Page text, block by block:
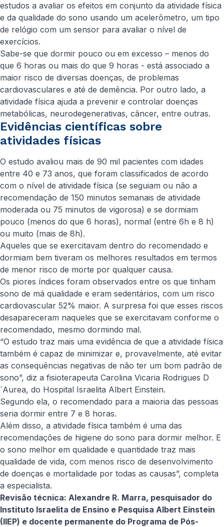
estudos a avaliar os efeitos em conjunto da atividade física
e da qualidade do sono usando um acelerômetro, um tipo
de relógio com um sensor para avaliar o nível de
exercícios.
Sabe-se que dormir pouco ou em excesso – menos do
que 6 horas ou mais do que 9 horas - está associado a
maior risco de diversas doenças, de problemas
cardiovasculares e até de demência. Por outro lado, a
atividade física ajuda a prevenir e controlar doenças
metabólicas, neurodegenerativas, câncer, entre outras.
Evidências científicas sobre
atividades físicas
O estudo avaliou mais de 90 mil pacientes com idades
entre 40 e 73 anos, que foram classificados de acordo
com o nível de atividade física (se seguiam ou não a
recomendação de 150 minutos semanais de atividade
moderada ou 75 minutos de vigorosa) e se dormiam
pouco (menos do que 6 horas), normal (entre 6h e 8 h)
ou muito (mais de 8h).
Aqueles que se exercitavam dentro do recomendado e
dormiam bem tiveram os melhores resultados em termos
de menor risco de morte por qualquer causa.
Os piores índices foram observados entre os que tinham
sono de má qualidade e eram sedentários, com um risco
cardiovascular 52% maior. A surpresa foi que esses riscos
desapareceram naqueles que se exercitavam conforme o
recomendado, mesmo dormindo mal.
“O estudo traz mais uma evidência de que a atividade física
também é capaz de minimizar e, provavelmente, até evitar
as consequências negativas de não ter um bom padrão de
sono”, diz a fisioterapeuta Carolina Vicaria Rodrigues D
´Aurea, do Hospital Israelita Albert Einstein.
Segundo ela, o recomendado para a maioria das pessoas
seria dormir entre 7 e 8 horas.
Além disso, a atividade física também é uma das
recomendações de higiene do sono para dormir melhor. E
o sono melhor em qualidade e quantidade traz mais
qualidade de vida, com menos risco de desenvolvimento
de doenças e mortalidade por todas as causas”, completa
a especialista.
Revisão técnica: Alexandre R. Marra, pesquisador do
Instituto Israelita de Ensino e Pesquisa Albert Einstein
(IIEP) e docente permanente do Programa de Pós-